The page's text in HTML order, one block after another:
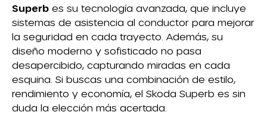
Superb es su tecnología avanzada, que incluye
sistemas de asistencia al conductor para mejorar
la seguridad en cada trayecto. Además, su
diseño moderno y sofisticado no pasa
desapercibido, capturando miradas en cada
esquina. Si buscas una combinación de estilo,
rendimiento y economía, el Skoda Superb es sin
duda la elección más acertada.